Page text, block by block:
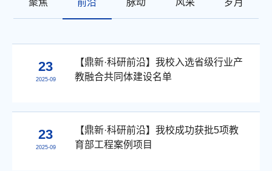
聚焦
前沿
脉动
风采
岁月
23
2025-09
【鼎新·科研前沿】我校入选省级行业产
教融合共同体建设名单
23
2025-09
【鼎新·科研前沿】我校成功获批5项教
育部工程案例项目